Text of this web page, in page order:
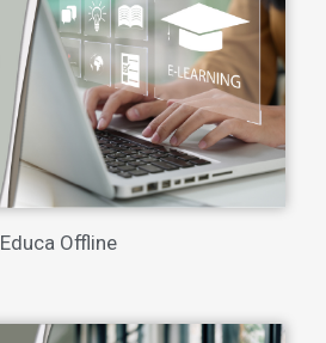
Educa Offline